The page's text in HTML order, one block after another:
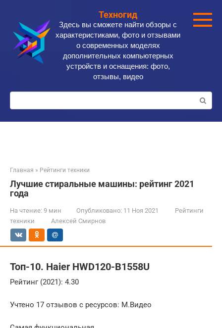
контенту
Техногид
Здесь вы сможете найти обзоры с
характеристиками, фото и отзывами
о современных моделях
дополнительных компьютерных
устройств и оснащения: фото,
отзывы, видео
Поиск:
Главная » Рейтинги техники
Лучшие стиральные машины: рейтинг 2021
года
На чтение: 9 мин Опубликовано: 11 Ноя 2021
Рейтинги
техники
Алексей Смирнов
Топ-10. Haier HWD120-B1558U
Рейтинг (2021): 4.30
Учтено 17 отзывов с ресурсов: М.Видео